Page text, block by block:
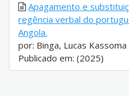
Apagamento e
regência verbal do
Angola.
por: Binga, Lucas Kassoma
Publicado em: (2025)